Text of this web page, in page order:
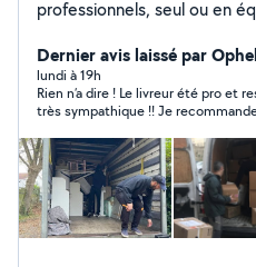
professionnels, seul ou en
extérieurs : remise en état,
(peinture, plomberie,
parquet, etc.), ainsi que
manutention lourde et aide
chargement/déchargement. Travail soigné et sérieux,
respect des délais, et
garantie décennale pour
personnalisé sur demande.
Dernier avis laissé par
lundi à 19h
Rien n’a dire ! Le livreur été pro et
très sympathique !! Je